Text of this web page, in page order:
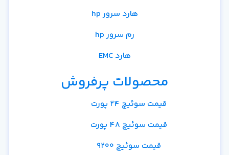
هارد سرور hp
رم سرور hp
هارد EMC
محصولات پرفروش
قیمت سوئیچ 24 پورت
قیمت سوئیچ 48 پورت
قیمت سوئیچ 9200